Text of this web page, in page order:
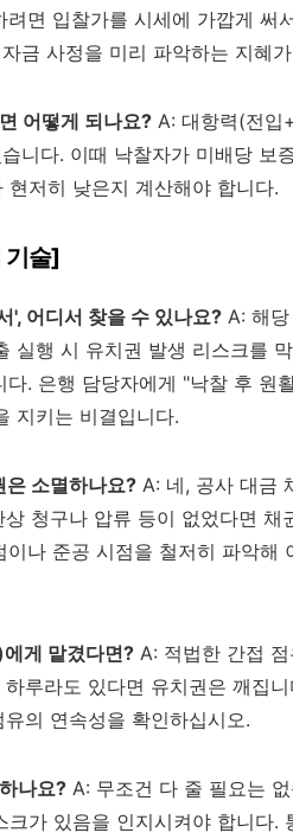
면 입찰가를 시세에 가깝게 써
금 사정을 미리 파악하는 지혜
어떻게 되나요? A: 대항력(전입
니다. 이때 낙찰자가 미배당 보
저히 낮은지 계산해야 합니다.
기술]
', 어디서 찾을 수 있나요? A: 해
실행 시 유치권 발생 리스크를
. 은행 담당자에게 "낙찰 후 원
지키는 비결입니다.
은 소멸하나요? A: 네, 공사 대금
청구나 압류 등이 없었다면 채
나 준공 시점을 철저히 파악해
게 맡겼다면? A: 적법한 간접
루라도 있다면 유치권은 깨집
의 연속성을 확인하십시오.
나요? A: 무조건 다 줄 필요는
가 있음을 인지시켜야 합니다.